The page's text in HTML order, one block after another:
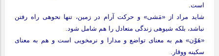
است.
شاید مراد از «مَشی» و حرکت آرام در زمین، تنها نحوه‏ی راه رفتن
نباشد، بلکه شیوه‏ی زندگی متعادل را هم شامل شود.
«هَوْن» هم به معنای تواضع و مدارا و نرمخویی است و هم به معنای
سکینه ووقار.